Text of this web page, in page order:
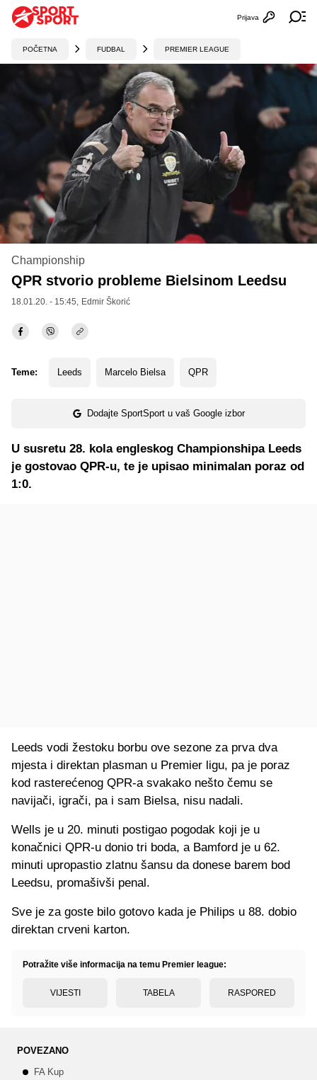
Otvori
Prijava
POČETNA FUDBAL PREMIER LEAGUE
Championship
QPR stvorio probleme Bielsinom Leedsu
18.01.20. - 15:45, Edmir Škorić
Teme: Leeds Marcelo Bielsa QPR
Dodajte SportSport u vaš Google izbor
U susretu 28. kola engleskog Championshipa Leeds
je gostovao QPR-u, te je upisao minimalan poraz od
1:0.
Leeds vodi žestoku borbu ove sezone za prva dva
mjesta i direktan plasman u Premier ligu, pa je poraz
kod rasterećenog QPR-a svakako nešto čemu se
navijači, igrači, pa i sam Bielsa, nisu nadali.
Wells je u 20. minuti postigao pogodak koji je u
konačnici QPR-u donio tri boda, a Bamford je u 62.
minuti upropastio zlatnu šansu da donese barem bod
Leedsu, promašivši penal.
Sve je za goste bilo gotovo kada je Philips u 88. dobio
direktan crveni karton.
Potražite više informacija na temu Premier league:
VIJESTI TABELA RASPORED
POVEZANO
FA Kup